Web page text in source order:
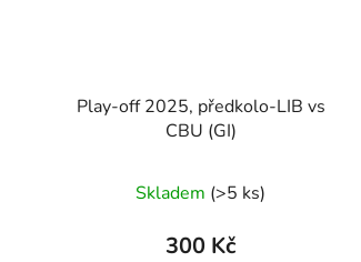
Play-off 2025, předkolo-LIB vs
CBU (GI)
Skladem (>5 ks)
300 Kč